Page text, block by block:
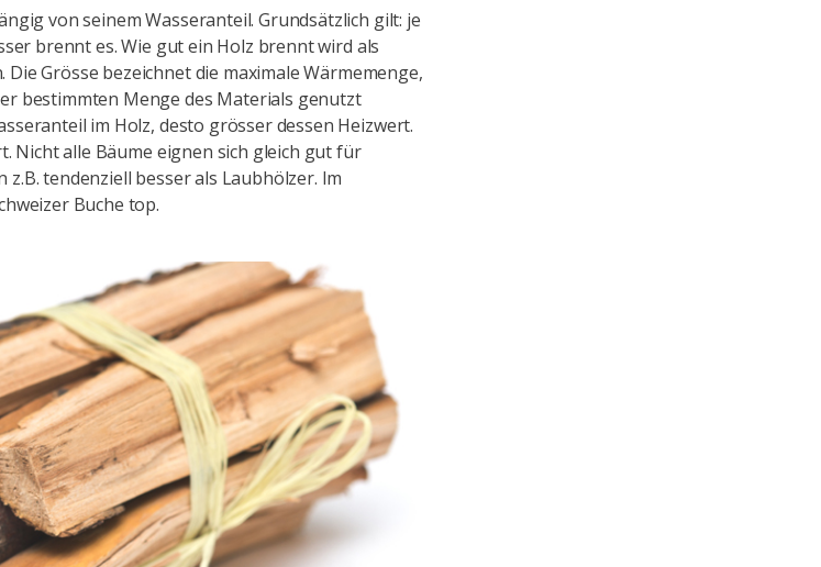
von seinem Wasseranteil. Grundsätzlich gilt: je
brennt es. Wie gut ein Holz brennt wird als
Grösse bezeichnet die maximale Wärmemenge,
bestimmten Menge des Materials genutzt
im Holz, desto grösser dessen Heizwert.
Nicht alle Bäume eignen sich gleich gut für
tendenziell besser als Laubhölzer. Im
Buche top.